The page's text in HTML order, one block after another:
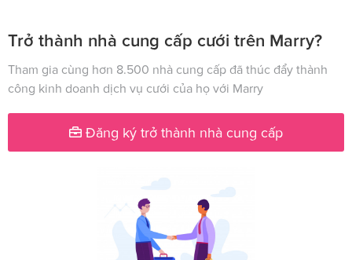
Trở thành nhà cung cấp cưới trên Marry?
Tham gia cùng hơn 8.500 nhà cung cấp đã thúc đẩy thành
công kinh doanh dịch vụ cưới của họ với Marry
Đăng ký trở thành nhà cung cấp